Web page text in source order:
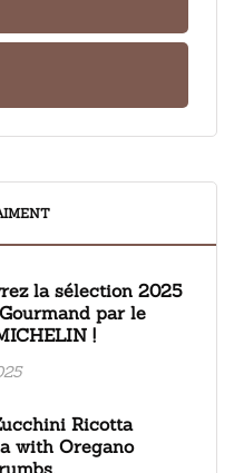
la sélection 2025
par le
!
Ricotta
with Oregano